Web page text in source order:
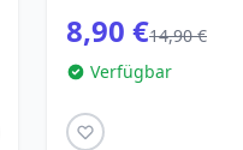
8,90 €14,90 €
Verfügbar